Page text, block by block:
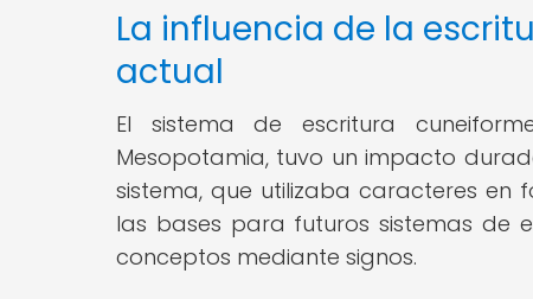
La influencia de la
actual
El sistema de escritura
Mesopotamia, tuvo un impacto
sistema, que utilizaba caracteres
las bases para futuros sistemas de
conceptos mediante signos.